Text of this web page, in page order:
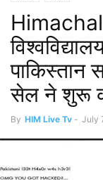
पाकिस्तान
सेल ने शुरू
By HIM Live Tv - July